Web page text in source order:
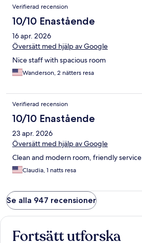
Verifierad recension
10/10 Enastående
16 apr. 2026
Översätt med hjälp av Google
Nice staff with spacious room
Wanderson, 2 nätters resa
Verifierad recension
10/10 Enastående
23 apr. 2026
Översätt med hjälp av Google
Clean and modern room, friendly service
Claudia, 1 natts resa
Se alla 947 recensioner
Fortsätt utforska